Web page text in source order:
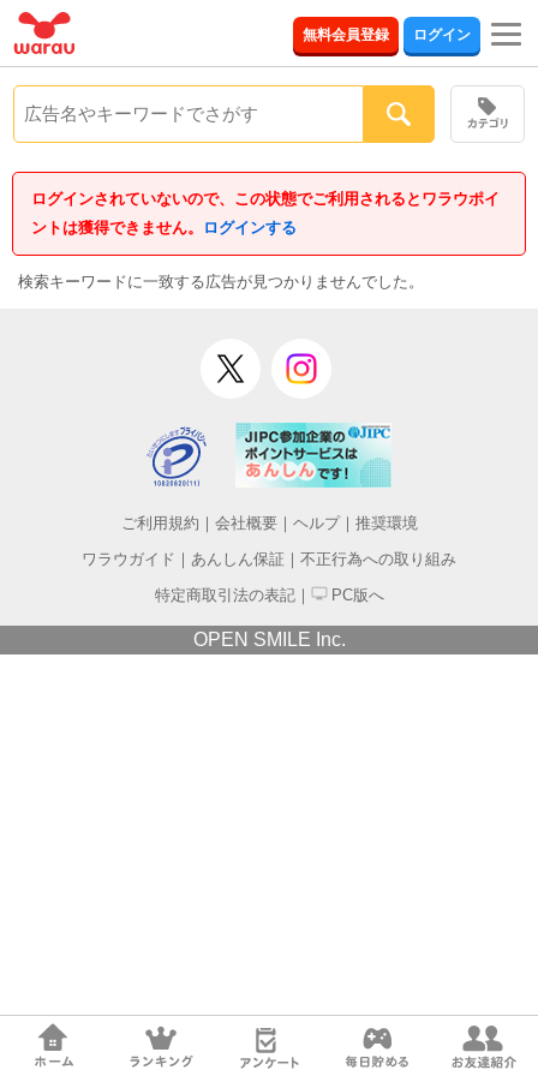
無料会員登録 ログイン
ログインされていないので、この状態でご利用されるとワラウポイ
ントは獲得できません。
ログインする
検索キーワードに一致する広告が見つかりませんでした。
ご利用規約 ｜ 会社概要｜ ヘルプ｜ 推奨環境
ワラウガイド ｜ あんしん保証 ｜ 不正行為への取り組み
特定商取引法の表記｜ PC版へ
OPEN SMILE Inc.